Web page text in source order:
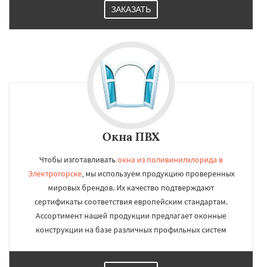
ЗАКАЗАТЬ
Окна ПВХ
Чтобы изготавливатьокна из поливинилхлорида в
Электрогорске, мы используем продукцию проверенных
мировых брендов. Их качество подтверждают
сертификаты соответствия европейским стандартам.
Ассортимент нашей продукции предлагает оконные
конструкции на базе различных профильных систем